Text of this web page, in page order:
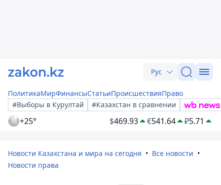
Рус
ПолитикаМирФинансыСтатьиПроисшествияПраво
#Выборы в Курултай
#Казахстан в сравнении
+25° $469.93 €541.64 ₽5.71
Новости Казахстана и мира на сегодня
Все новости
Новости права